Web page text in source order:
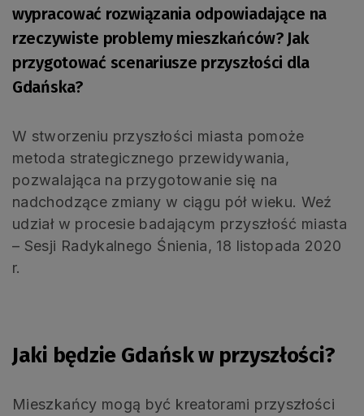
wypracować rozwiązania odpowiadające na
rzeczywiste problemy mieszkańców? Jak
przygotować scenariusze przyszłości dla
Gdańska?
W stworzeniu przyszłości miasta pomoże
metoda strategicznego przewidywania,
pozwalająca na przygotowanie się na
nadchodzące zmiany w ciągu pół wieku. Weź
udział w procesie badającym przyszłość miasta
– Sesji Radykalnego Śnienia, 18 listopada 2020
r.
Jaki będzie Gdańsk w przyszłości?
Mieszkańcy mogą być kreatorami przyszłości